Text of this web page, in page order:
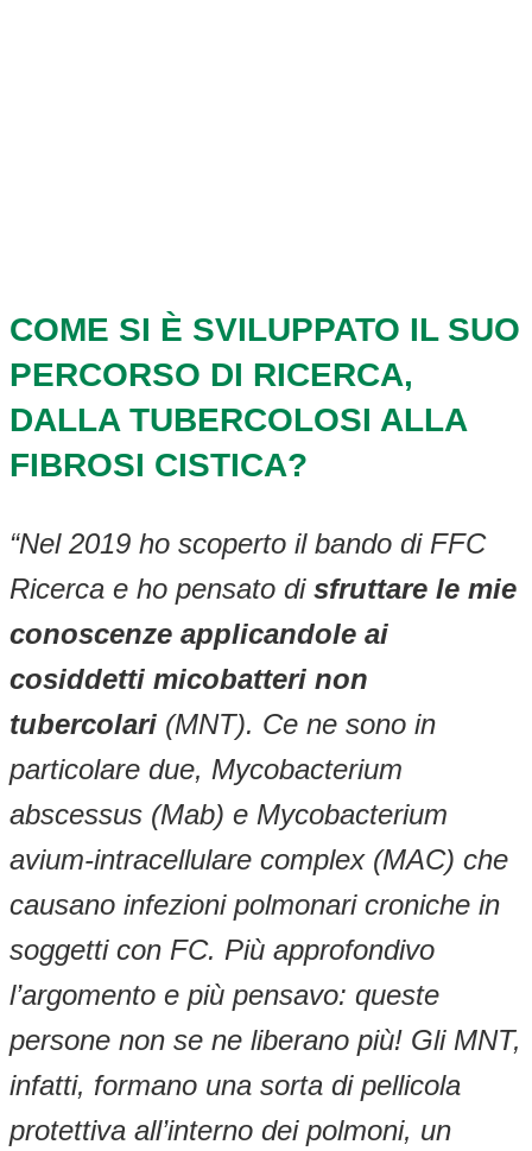
COME SI È SVILUPPATO IL SUO
PERCORSO DI RICERCA,
DALLA TUBERCOLOSI ALLA
FIBROSI CISTICA?
“Nel 2019 ho scoperto il bando di FFC
Ricerca e ho pensato di sfruttare le mie
conoscenze applicandole ai
cosiddetti micobatteri non
tubercolari (MNT). Ce ne sono in
particolare due, Mycobacterium
abscessus (Mab) e Mycobacterium
avium-intracellulare complex (MAC) che
causano infezioni polmonari croniche in
soggetti con FC. Più approfondivo
l’argomento e più pensavo: queste
persone non se ne liberano più! Gli MNT,
infatti, formano una sorta di pellicola
protettiva all’interno dei polmoni, un